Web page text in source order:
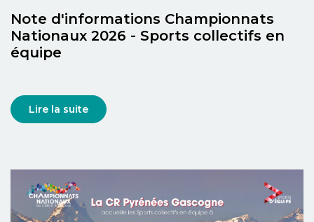
Note d'informations Championnats
Nationaux 2026 - Sports collectifs en
équipe
Lire la suite